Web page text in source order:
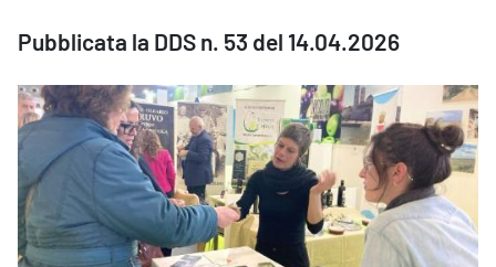
Pubblicata la DDS n. 53 del 14.04.2026